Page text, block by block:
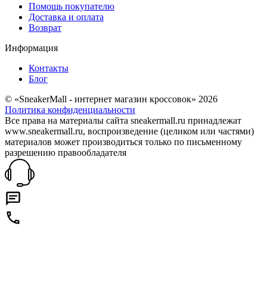
Помощь покупателю
Доставка и оплата
Возврат
Информация
Контакты
Блог
© «SneakerMall - интернет магазин кроссовок» 2026
Политика конфиденциальности
Все права на материалы сайта sneakermall.ru принадлежат
www.sneakermall.ru, воспроизведение (целиком или частями)
материалов может производиться только по письменному
разрешению правообладателя